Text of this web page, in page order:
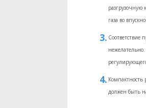
разгрузочную
газа во
Соответствие
Компактность
должен быть